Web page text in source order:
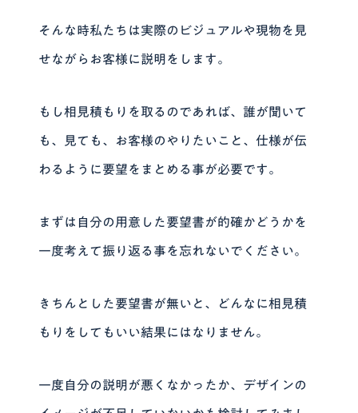
そんな時私たちは実際のビジュアルや現物を見
せながらお客様に説明をします。
もし相見積もりを取るのであれば、誰が聞いて
も、見ても、お客様のやりたいこと、仕様が伝
わるように要望をまとめる事が必要です。
まずは自分の用意した要望書が的確かどうかを
一度考えて振り返る事を忘れないでください。
きちんとした要望書が無いと、どんなに相見積
もりをしてもいい結果にはなりません。
一度自分の説明が悪くなかったか、デザインの